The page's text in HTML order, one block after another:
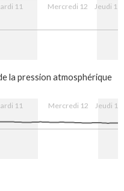
11 Mercredi 12 Jeudi 13
la pression atmosphérique
11 Mercredi 12 Jeudi 13